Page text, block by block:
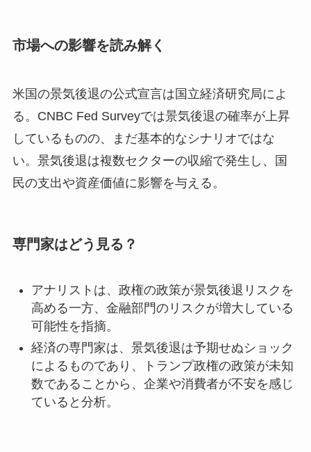
市場への影響を読み解く
米国の景気後退の公式宣言は国立経済研究局によ
る。CNBC Fed Surveyでは景気後退の確率が上昇
しているものの、まだ基本的なシナリオではな
い。景気後退は複数セクターの収縮で発生し、国
民の支出や資産価値に影響を与える。
専門家はどう見る？
アナリストは、政権の政策が景気後退リスクを
高める一方、金融部門のリスクが増大している
可能性を指摘。
経済の専門家は、景気後退は予期せぬショック
によるものであり、トランプ政権の政策が未知
数であることから、企業や消費者が不安を感じ
ていると分析。